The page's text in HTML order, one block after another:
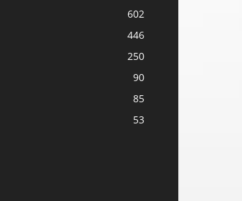
602
446
250
90
85
53